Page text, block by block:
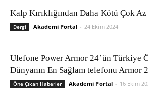
Kalp Kırıklığından Daha Kötü Çok
Dergi Akademi Portal - 24 Ekim 2024
Ulefone Power Armor 24’ün Türkiye
Dünyanın En Sağlam telefonu Armor
Öne Çıkan Haberler Akademi Portal - 16 Ekim